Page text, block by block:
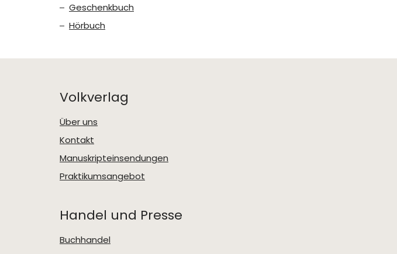
Geschenkbuch
Hörbuch
Volkverlag
Über uns
Kontakt
Manuskripteinsendungen
Praktikumsangebot
Handel und Presse
Buchhandel